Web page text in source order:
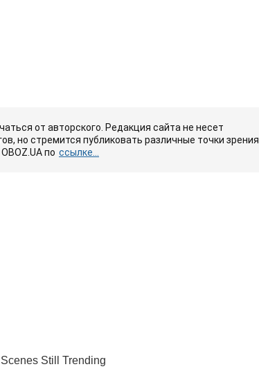
от авторского. Редакция сайта не несет
но стремится публиковать различные точки зрения.
по ссылке...